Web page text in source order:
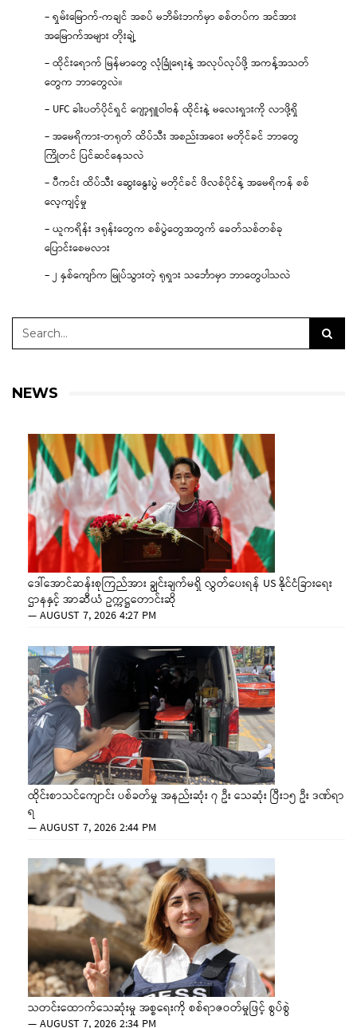
– ရှမ်းမြောက်-ကချင် အစပ် မဘိမ်းဘက်မှာ စစ်တပ်က အင်အား
အမြောက်အများ တိုးချဲ့
– ထိုင်းရောက် မြန်မာတွေ လုံခြုံရေးနဲ့ အလုပ်လုပ်ဖို့ အကန့်အသတ်
တွေက ဘာတွေလဲ။
– UFC ခါးပတ်ပိုင်ရှင် ဂျော့ရှူဝါဗန် ထိုင်းနဲ့ မလေးရှားကို လာဖို့ရှိ
– အမေရိကား-တရုတ် ထိပ်သီး အစည်းအဝေး မတိုင်ခင် ဘာတွေ
ကြိုတင် ပြင်ဆင်နေသလဲ
– ပီကင်း ထိပ်သီး ဆွေးနွေးပွဲ မတိုင်ခင် ဖိလစ်ပိုင်နဲ့ အမေရိကန် စစ်
လေ့ကျင့်မှု
– ယူကရိန်း ဒရုန်းတွေက စစ်ပွဲတွေအတွက် ခေတ်သစ်တစ်ခု
ပြောင်းစေမလား
– ၂ နှစ်ကျော်က မြုပ်သွားတဲ့ ရုရှား သင်္ဘောမှာ ဘာတွေပါသလဲ
NEWS
ဒေါ်အောင်ဆန်းစုကြည်အား ချွင်းချက်မရှိ လွှတ်ပေးရန် US နိုင်ငံခြားရေး
ဌာနနှင့် အာဆီယံ ဥက္ကဋ္ဌတောင်းဆို
—AUGUST 7, 2026 4:27 PM
ထိုင်းစာသင်ကျောင်း ပစ်ခတ်မှု အနည်းဆုံး ၇ ဦး သေဆုံး ပြီး၁၅ ဦး ဒဏ်ရာ
ရ
—AUGUST 7, 2026 2:44 PM
သတင်းထောက်သေဆုံးမှု အစ္စရေးကို စစ်ရာဇဝတ်မှုဖြင့် စွပ်စွဲ